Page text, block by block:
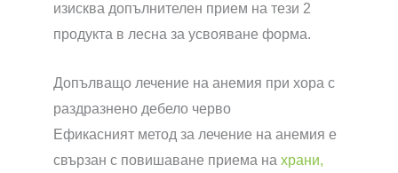
изисква допълнителен прием на тези 2
продукта в лесна за усвояване форма.
Допълващо лечение на анемия при хора с
раздразнено дебело черво
Ефикасният метод за лечение на анемия е
свързан с повишаване приема на храни,